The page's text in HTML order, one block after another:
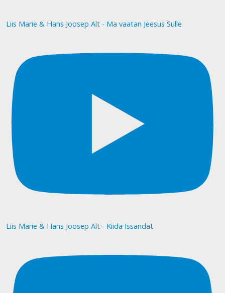
Liis Marie & Hans Joosep Alt - Ma vaatan Jeesus Sulle
Liis Marie & Hans Joosep Alt - Kiida Issandat